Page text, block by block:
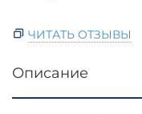
ЧИТАТЬ ОТЗЫВЫ
Описание